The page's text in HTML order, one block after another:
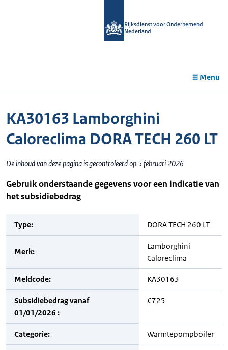
Rijksdienst voor Ondernemend
Nederland
Menu
KA30163 Lamborghini
Caloreclima DORA TECH 260 LT
De inhoud van deze pagina is gecontroleerd op 5 februari 2026
Gebruik onderstaande gegevens voor een indicatie van
het subsidiebedrag
Type: DORA TECH 260 LT
Merk:
Lamborghini
Caloreclima
Meldcode: KA30163
Subsidiebedrag vanaf
01/01/2026 :
€725
Categorie: Warmtepompboiler